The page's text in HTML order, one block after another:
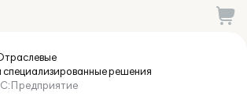
специализированныерешения